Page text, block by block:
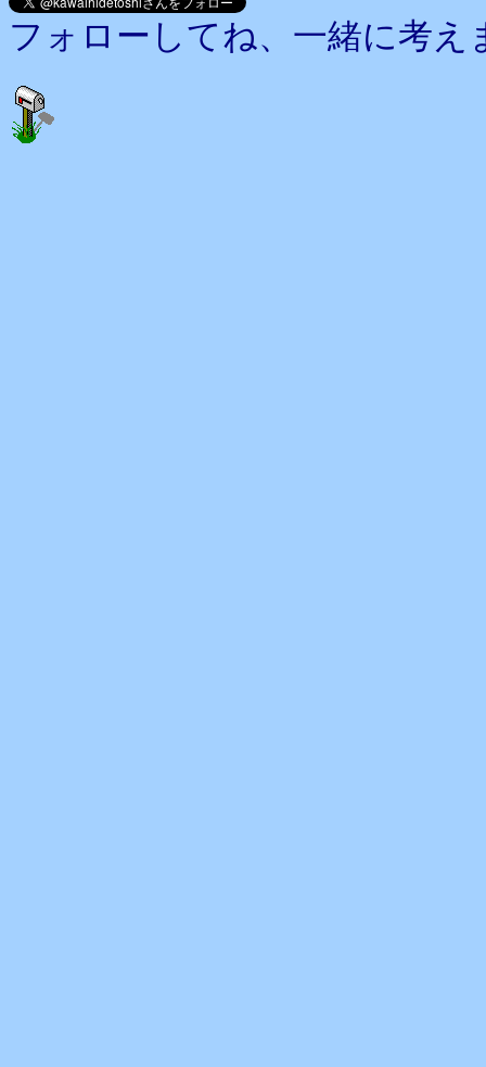
フォローしてね、一緒に考え